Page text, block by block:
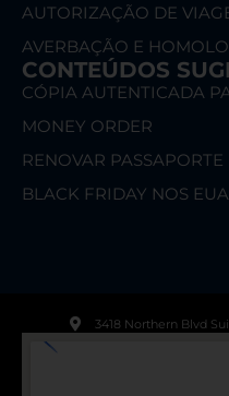
AUTORIZAÇÃO DE
AVERBAÇÃO E
CONTEÚDOS
CÓPIA AUTENTICADA
MONEY ORDER
RENOVAR
BLACK FRIDAY NOS EUA
3418 Northern Blvd